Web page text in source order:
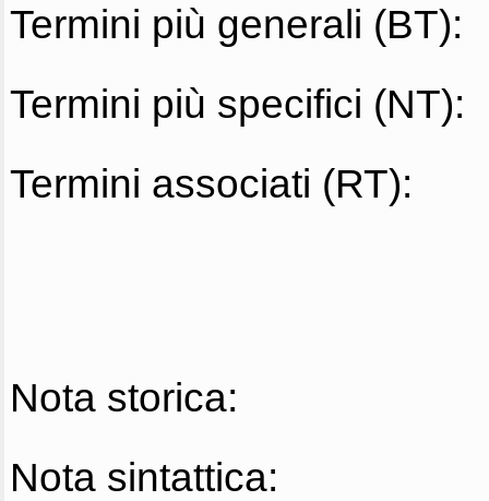
Termini più generali (BT):
Termini più specifici (NT):
Termini associati (RT):
Nota storica:
Nota sintattica: